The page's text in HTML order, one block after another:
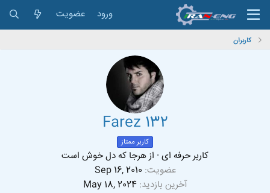
ورود عضویت
کاربران
Farez 132
کاربر ممتاز
کاربر حرفه ای · ازهرجا که دل خوش است
عضویت Sep 16, 2010
آخرین بازدید May 18, 2024